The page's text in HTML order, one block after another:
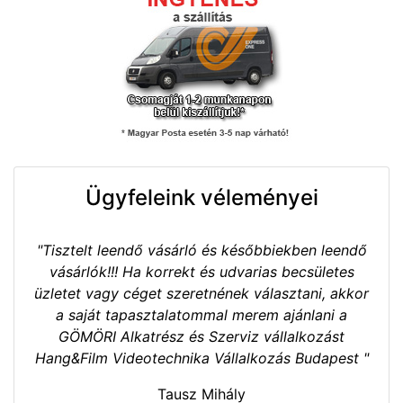
Ügyfeleink véleményei
"Tisztelt leendő vásárló és későbbiekben leendő
vásárlók!!! Ha korrekt és udvarias becsületes
üzletet vagy céget szeretnének választani, akkor
a saját tapasztalatommal merem ajánlani a
GÖMÖRI Alkatrész és Szerviz vállalkozást
Hang&Film Videotechnika Vállalkozás Budapest "
Tausz Mihály